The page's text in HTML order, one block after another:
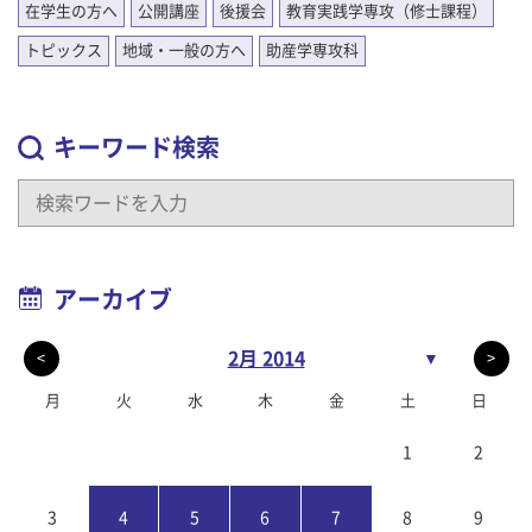
在学生の方へ 公開講座 後援会 教育実践学専攻（修士課程）
トピックス 地域・一般の方へ 助産学専攻科
キーワード検索
アーカイブ
< 2月 2014 ▼ >
月 火 水 木 金 土 日
1 2
3 4 5 6 7 8 9